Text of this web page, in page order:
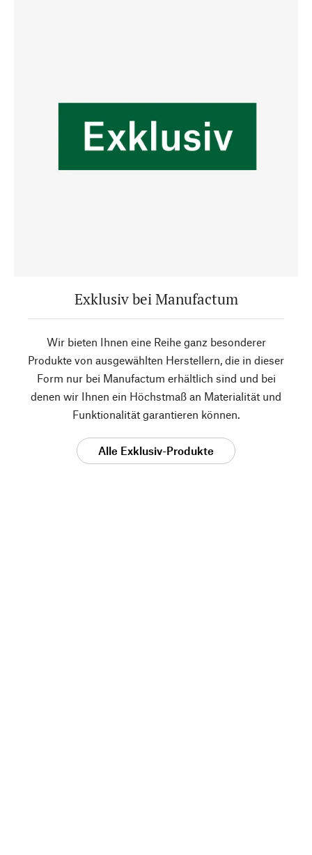
Exklusiv bei Manufactum
Wir bieten Ihnen eine Reihe ganz besonderer
Produkte von ausgewählten Herstellern, die in dieser
Form nur bei Manufactum erhältlich sind und bei
denen wir Ihnen ein Höchstmaß an Materialität und
Funktionalität garantieren können.
Alle Exklusiv-Produkte